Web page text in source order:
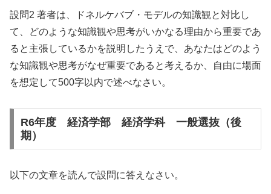
設問2 著者は、ドネルケバブ・モデルの知識観と対比し
て、どのような知識観や思考がいかなる理由から重要であ
ると主張しているかを説明したうえで、あなたはどのよう
な知識観や思考がなぜ重要であると考えるか、自由に場面
を想定して500字以内で述べなさい。
R6年度 経済学部 経済学科 一般選抜（後
期）
以下の文章を読んで設問に答えなさい。